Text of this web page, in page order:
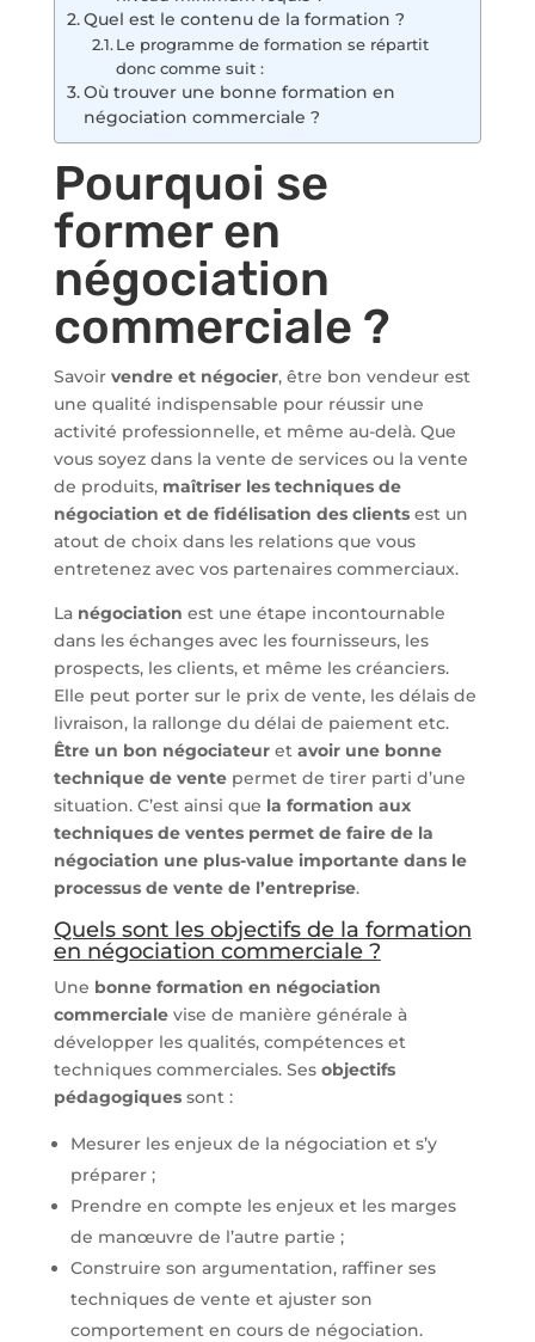
Quel est le contenu de la formation ?
Le programme de formation se répartit
donc comme suit :
Où trouver une bonne formation en
négociation commerciale ?
Pourquoi se
former en
négociation
commerciale ?
Savoir vendre et négocier, être bon vendeur est
une qualité indispensable pour réussir une
activité professionnelle, et même au-delà. Que
vous soyez dans la vente de services ou la vente
de produits, maîtriser les techniques de
négociation et de fidélisation des clientsest un
atout de choix dans les relations que vous
entretenez avec vos partenaires commerciaux.
La négociation est une étape incontournable
dans les échanges avec les fournisseurs, les
prospects, les clients, et même les créanciers.
Elle peut porter sur le prix de vente, les délais de
livraison, la rallonge du délai de paiement etc.
Être un bon négociateuret avoir une bonne
technique de ventepermet de tirer parti d’une
situation. C’est ainsi que la formation aux
techniques de ventes permet de faire de la
négociation une plus-value importante dans le
processus de vente de l’entreprise.
Quels sont les objectifs de la formation
en négociation commerciale ?
Une bonne formation en négociation
commercialevise de manière générale à
développer les qualités, compétences et
techniques commerciales. Ses objectifs
pédagogiquessont :
Mesurer les enjeux de la négociation et s’y
préparer ;
Prendre en compte les enjeux et les marges
de manœuvre de l’autre partie ;
Construire son argumentation, raffiner ses
techniques de vente et ajuster son
comportement en cours de négociation.